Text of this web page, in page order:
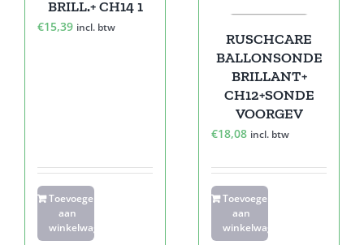
BRILL.+ CH14 1
€15,39 incl. btw
Toevoegen
aan
winkelwagen
RUSCHCARE
BALLONSONDE
BRILLANT+
CH12+SONDE
VOORGEV
€18,08 incl. btw
Toevoegen
aan
winkelwagen